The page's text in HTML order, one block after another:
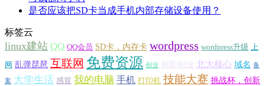
是否应该把SD卡当成手机内部存储设备使用？
标签云
linux建站 QQ QQ会员 SD卡，内存卡 wordpress wordpress升级 上
网 乱弹琵琶 互联网 免费资源 创业 创新创业 北大核心 域名 备
案 大学生活 感冒 我的电脑 手机 打印机 技能大赛 挑战杯，创新